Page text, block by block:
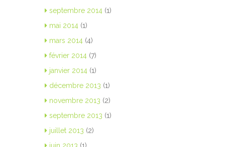
septembre 2014 (1)
mai 2014 (1)
mars 2014 (4)
février 2014 (7)
janvier 2014 (1)
décembre 2013 (1)
novembre 2013 (2)
septembre 2013 (1)
juillet 2013 (2)